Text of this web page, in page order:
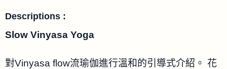
Descriptions :
Slow Vinyasa Yoga
對Vinyasa flow流瑜伽進行溫和的引導式介紹。 花